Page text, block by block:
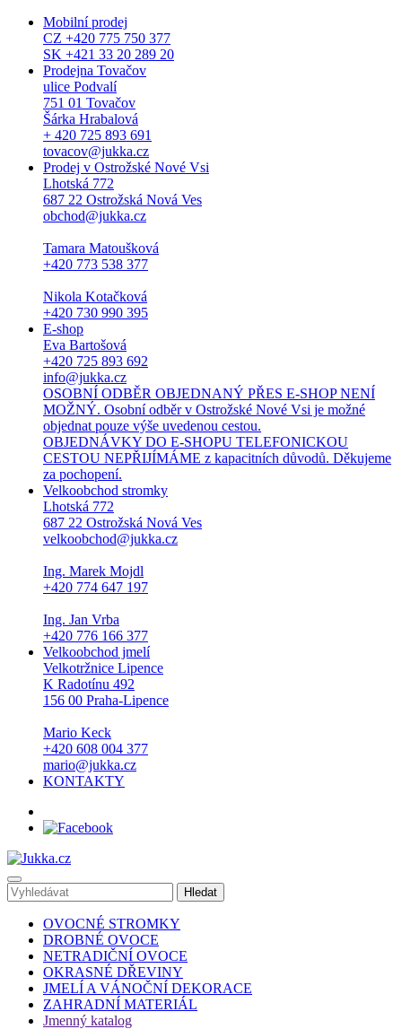
Mobilní prodej
CZ +420 775 750 377
SK +421 33 20 289 20
Prodejna Tovačov
ulice Podvalí
751 01 Tovačov
Šárka Hrabalová
+ 420 725 893 691
tovacov@jukka.cz
Prodej v Ostrožské Nové Vsi
Lhotská 772
687 22 Ostrožská Nová Ves
obchod@jukka.cz
Tamara Matoušková
+420 773 538 377
Nikola Kotačková
+420 730 990 395
E-shop
Eva Bartošová
+420 725 893 692
info@jukka.cz
OSOBNÍ ODBĚR OBJEDNANÝ PŘES E-SHOP NENÍ
MOŽNÝ. Osobní odběr v Ostrožské Nové Vsi je možné
objednat pouze výše uvedenou cestou.
OBJEDNÁVKY DO E-SHOPU TELEFONICKOU
CESTOU NEPŘIJÍMÁME z kapacitních důvodů. Děkujeme
za pochopení.
Velkoobchod stromky
Lhotská 772
687 22 Ostrožská Nová Ves
velkoobchod@jukka.cz
Ing. Marek Mojdl
+420 774 647 197
Ing. Jan Vrba
+420 776 166 377
Velkoobchod jmelí
Velkotržnice Lipence
K Radotínu 492
156 00 Praha-Lipence
Mario Keck
+420 608 004 377
mario@jukka.cz
KONTAKTY
OVOCNÉ STROMKY
DROBNÉ OVOCE
NETRADIČNÍ OVOCE
OKRASNÉ DŘEVINY
JMELÍ A VÁNOČNÍ DEKORACE
ZAHRADNÍ MATERIÁL
Jmenný katalog